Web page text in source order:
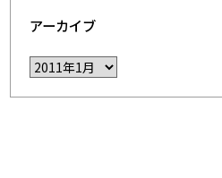
アーカイブ